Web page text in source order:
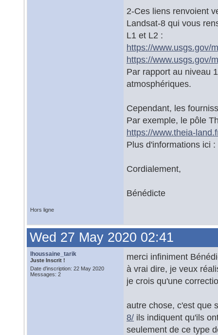
2-Ces liens renvoient
Landsat-8 qui vous
L1 et L2 :
https://www.usgs.gov/
https://www.usgs.gov/
Par rapport au niveau
atmosphériques.
Cependant, les
Par exemple, le pôle
https://www.theia-
Plus d'informations ici :
Cordialement,
Bénédicte
Hors ligne
Wed 27 May 2020 02:41
lhoussaine_tarik
Juste Inscrit !
Date d'inscription: 22 May 2020
Messages: 2
merci infiniment
à vrai dire, je veux
je crois qu'une
autre chose, c'est que
8/ ils indiquent qu'ils
seulement de ce type